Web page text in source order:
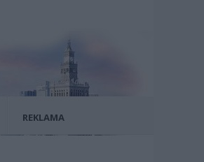
REKLAMA